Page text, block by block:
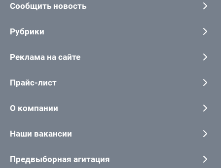
Сообщить новость
Рубрики
Реклама на сайте
Прайс-лист
О компании
Наши вакансии
Предвыборная агитация